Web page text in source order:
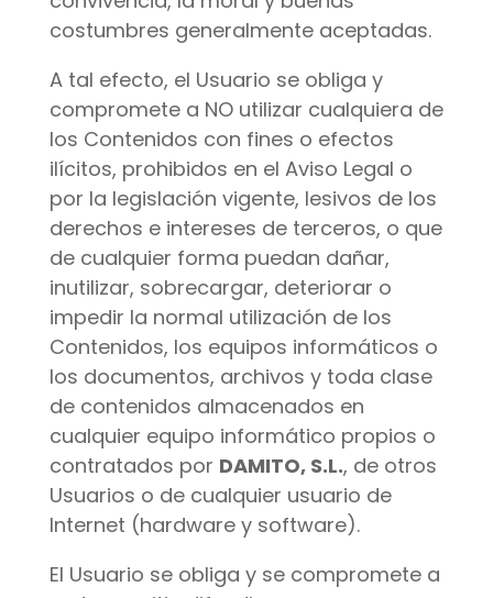
costumbres generalmente aceptadas.
A tal efecto, el Usuario se obliga y
compromete a NO utilizar cualquiera de
los Contenidos con fines o efectos
ilícitos, prohibidos en el Aviso Legal o
por la legislación vigente, lesivos de los
derechos e intereses de terceros, o que
de cualquier forma puedan dañar,
inutilizar, sobrecargar, deteriorar o
impedir la normal utilización de los
Contenidos, los equipos informáticos o
los documentos, archivos y toda clase
de contenidos almacenados en
cualquier equipo informático propios o
contratados por DAMITO, S.L., de otros
Usuarios o de cualquier usuario de
Internet (hardware y software).
El Usuario se obliga y se compromete a